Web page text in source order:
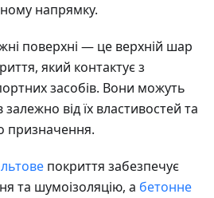
напрямку.
поверхні — це верхній шар
який контактує з
засобів. Вони можуть
залежно від їх властивостей та
призначення.
покриття забезпечує
та шумоізоляцію, а бетонне